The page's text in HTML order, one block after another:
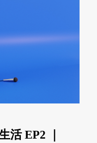
活 EP2 ｜